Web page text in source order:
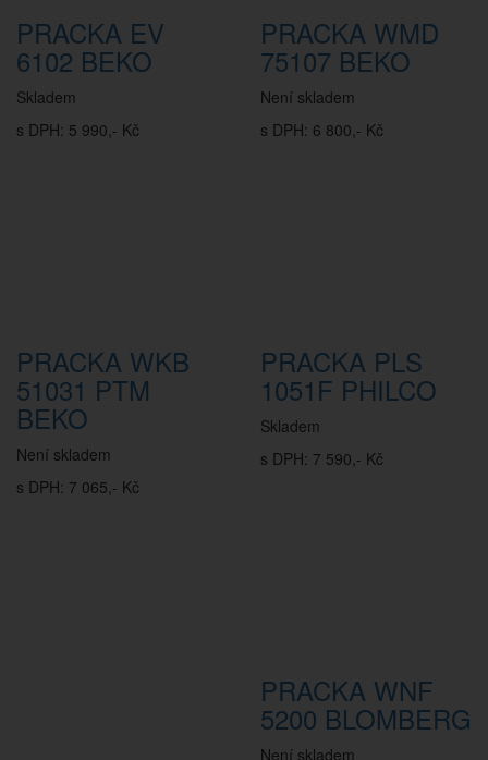
PRACKA EV
6102 BEKO
Skladem
s DPH: 5 990,- Kč
PRACKA WMD
75107 BEKO
Není skladem
s DPH: 6 800,- Kč
PRACKA WKB
51031 PTM
BEKO
Není skladem
s DPH: 7 065,- Kč
PRACKA PLS
1051F PHILCO
Skladem
s DPH: 7 590,- Kč
PRACKA WNF
5200 BLOMBERG
Není skladem